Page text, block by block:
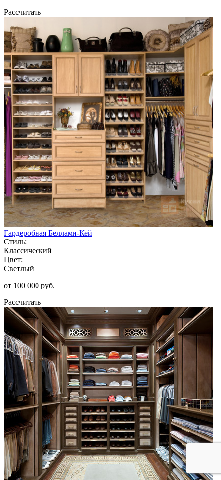
Рассчитать
Гардеробная Беллами-Кей
Стиль:
Классический
Цвет:
Светлый
от 100 000 руб.
Рассчитать